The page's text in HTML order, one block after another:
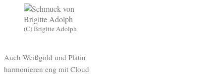
(C) Brigitte Adolph
Auch Weißgold und Platin
harmonieren eng mit Cloud